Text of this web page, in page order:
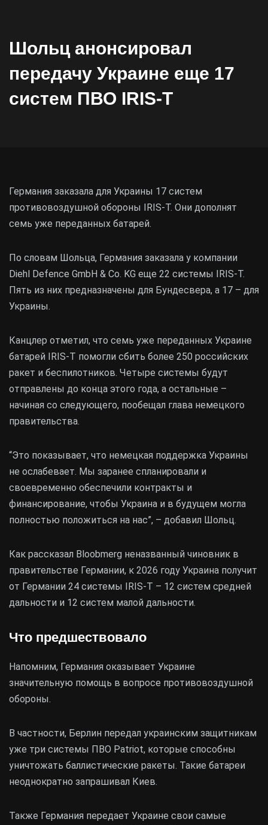
Шольц анонсировал
передачу Украине еще 17
систем ПВО IRIS-T
Германия заказала для Украины 17 систем
противовоздушной обороны IRIS-T. Они дополнят
семь уже переданных батарей.
По словам Шольца, Германия заказала у компании
Diehl Defence GmbH & Co. KG еще 22 системы IRIS-T.
Пять из них предназначены для Бундесвера, а 17 – для
Украины.
Канцлер отметил, что семь уже переданных Украине
батарей IRIS-T помогли сбить более 250 российских
ракет и беспилотников. Четыре системы будут
отправлены до конца этого года, а остальные –
начиная со следующего, пообещал глава немецкого
правительства.
“Это показывает, что немецкая поддержка Украины
не ослабевает. Мы заранее спланировали и
своевременно обеспечили контракты и
финансирование, чтобы Украина и в будущем могла
полностью положиться на нас”, – добавил Шольц.
Как рассказал Bloobmerg неназванный чиновник в
правительстве Германии, к 2026 году Украина получит
от Германии 24 системы IRIS-T – 12 систем средней
дальности и 12 систем малой дальности.
Что предшествовало
Напомним, Германия оказывает Украине
значительную помощь в вопросе противовоздушной
обороны.
В частности, Берлин передал украинским защитникам
уже три системы ПВО Patriot, которые способны
уничтожать баллистические ракеты. Такие батареи
неоднократно запрашивал Киев.
Также Германия передает Украине свои самые